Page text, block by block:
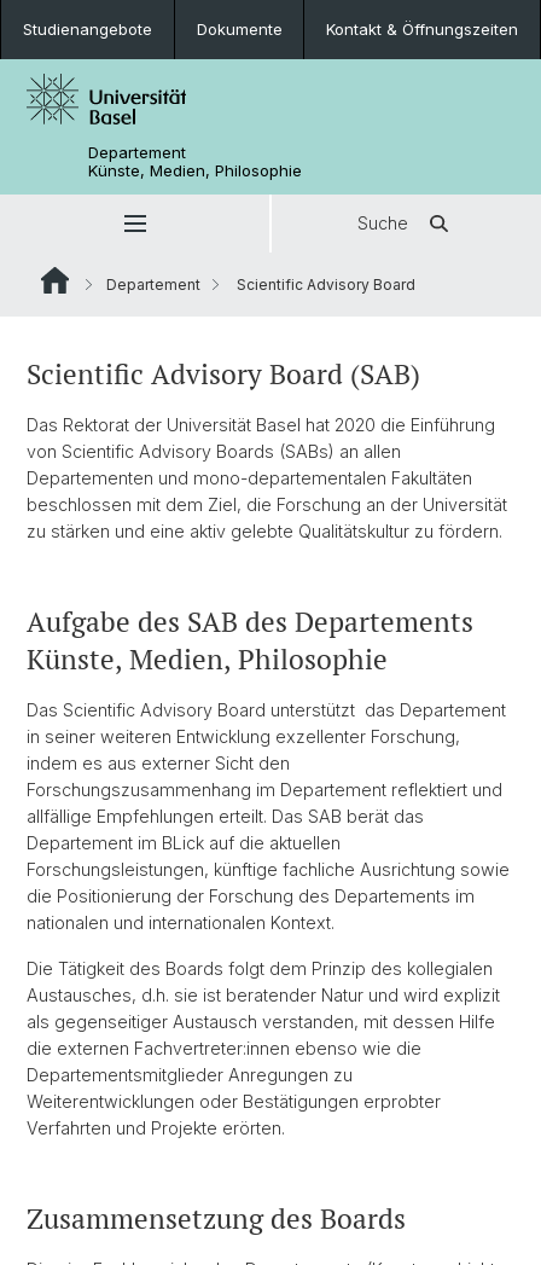
Studienangebote Dokumente Kontakt & Öffnungszeiten
Departement
Künste, Medien, Philosophie
Suche
Departement Scientific Advisory Board
Scientific Advisory Board (SAB)
Das Rektorat der Universität Basel hat 2020 die Einführung
von Scientific Advisory Boards (SABs) an allen
Departementen und mono-departementalen Fakultäten
beschlossen mit dem Ziel, die Forschung an der Universität
zu stärken und eine aktiv gelebte Qualitätskultur zu fördern.
Aufgabe des SAB des Departements
Künste, Medien, Philosophie
Das Scientific Advisory Board unterstützt das Departement
in seiner weiteren Entwicklung exzellenter Forschung,
indem es aus externer Sicht den
Forschungszusammenhang im Departement reflektiert und
allfällige Empfehlungen erteilt. Das SAB berät das
Departement im BLick auf die aktuellen
Forschungsleistungen, künftige fachliche Ausrichtung sowie
die Positionierung der Forschung des Departements im
nationalen und internationalen Kontext.
Die Tätigkeit des Boards folgt dem Prinzip des kollegialen
Austausches, d.h. sie ist beratender Natur und wird explizit
als gegenseitiger Austausch verstanden, mit dessen Hilfe
die externen Fachvertreter:innen ebenso wie die
Departementsmitglieder Anregungen zu
Weiterentwicklungen oder Bestätigungen erprobter
Verfahrten und Projekte erörten.
Zusammensetzung des Boards